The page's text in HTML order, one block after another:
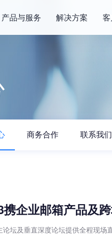
产品与服务 解决方案
商务合作 联系我们
企业邮箱产品及
坛及垂直深度论坛提供全程现场